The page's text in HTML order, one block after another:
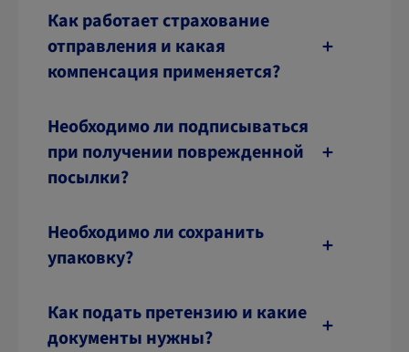
Как работает страхование
отправления и какая
компенсация применяется?
Необходимо ли подписываться
при получении поврежденной
посылки?
Необходимо ли сохранить
упаковку?
Как подать претензию и какие
документы нужны?